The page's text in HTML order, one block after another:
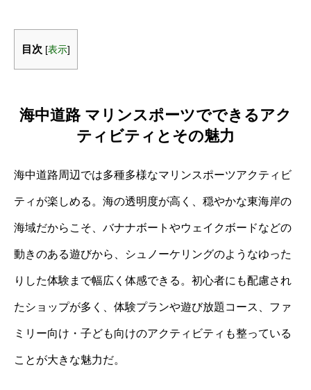
目次 [表示]
海中道路 マリンスポーツでできるアク
ティビティとその魅力
海中道路周辺では多種多様なマリンスポーツアクティビ
ティが楽しめる。海の透明度が高く、穏やかな東海岸の
海域だからこそ、バナナボートやウェイクボードなどの
動きのある遊びから、シュノーケリングのようなゆった
りした体験まで幅広く体感できる。初心者にも配慮され
たショップが多く、体験プランや遊び放題コース、ファ
ミリー向け・子ども向けのアクティビティも整っている
ことが大きな魅力だ。